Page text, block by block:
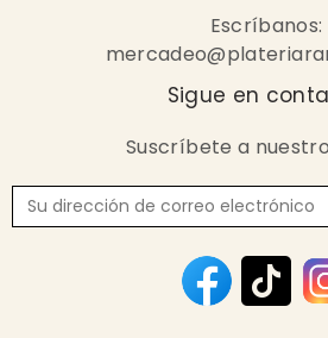
Escríbanos:
Sigue en
Suscríbete a